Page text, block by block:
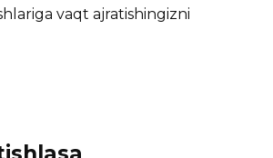
vaqt ajratishingizni